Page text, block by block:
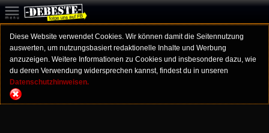
Diese Website verwendet Cookies. Wir können damit die Seitennutzung
auswerten, um nutzungsbasiert redaktionelle Inhalte und Werbung
anzuzeigen. Weitere Informationen zu Cookies und insbesondere dazu, wie
du deren Verwendung widersprechen kannst, findest du in unseren
Datenschutzhinweisen.